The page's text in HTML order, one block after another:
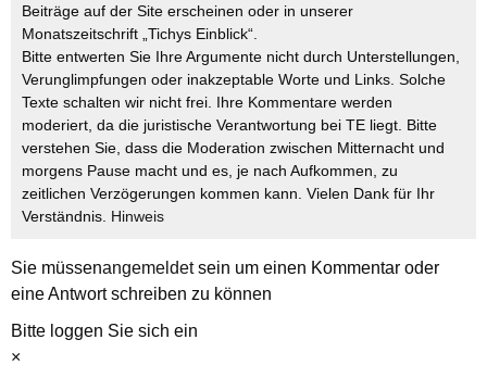
Beiträge auf der Site erscheinen oder in unserer
Monatszeitschrift „Tichys Einblick“.
Bitte entwerten Sie Ihre Argumente nicht durch Unterstellungen,
Verunglimpfungen oder inakzeptable Worte und Links. Solche
Texte schalten wir nicht frei. Ihre Kommentare werden
moderiert, da die juristische Verantwortung bei TE liegt. Bitte
verstehen Sie, dass die Moderation zwischen Mitternacht und
morgens Pause macht und es, je nach Aufkommen, zu
zeitlichen Verzögerungen kommen kann. Vielen Dank für Ihr
Verständnis. Hinweis
Sie müssenangemeldetsein um einen Kommentar oder
eine Antwort schreiben zu können
Bitte loggen Sie sich ein
×